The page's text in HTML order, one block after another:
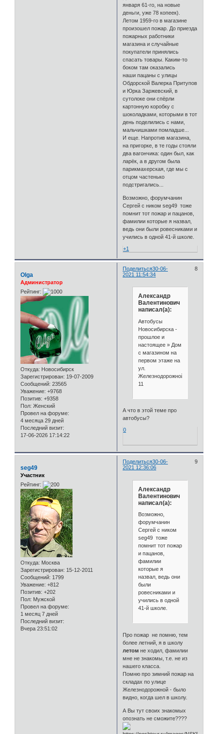
января 61-го, на новые
деньги, уже 78 копеек).
Летом 1959-го в магазине
произошел пожар. До приезда
пожарных работники
магазина и случайные
покупатели принялись
спасать товары. Каким-то
боком там оказались
наши пацаны с улицы
Обдорской Валерка Притупов
и Юрка Заржевский, в
сутолоке они спёрли
картонную коробку с
шоколадками, которыми в тот
день поделились с нами,
мальчишками помладше...
И еще. Напротив магазина,
на пригорке, в те годы стояли
два вагончика: один был, как
ларёк, а в другом была
парикмахерская, где мы с
отцом частенько
подстригались...
Возможно, форумчанин
Сергей с ником seg49 тоже
помнит тот пожар и пацанов,
фамилии которые я назвал,
ведь они были ровесниками и
учились в одной 41-й школе.
+1
Поделиться 8
30-06-
2021 11:54:34
Olga
Администратор
Рейтинг:
Откуда: Новосибирск
Зарегистрирован: 19-07-2009
Сообщений: 23565
Уважение: +9768
Позитив: +9358
Пол: Женский
Провел на форуме:
4 месяца 29 дней
Последний визит:
17-06-2026 17:14:22
Александр
Валентинович
написал(а):
Автобусы
Новосибирска -
прошлое и
настоящее » Дом
с магазином на
первом этаже на
ул.
Железнодорожной,
11
А что в этой теме про
автобусы?
0
Поделиться 9
30-06-
2021 12:36:06
seg49
Участник
Рейтинг:
Откуда: Москва
Зарегистрирован: 15-12-2011
Сообщений: 1799
Уважение: +812
Позитив: +202
Пол: Мужской
Провел на форуме:
1 месяц 7 дней
Последний визит:
Вчера 23:51:02
Александр
Валентинович
написал(а):
Возможно,
форумчанин
Сергей с ником
seg49 тоже
помнит тот пожар
и пацанов,
фамилии
которые я
назвал, ведь они
были
ровесниками и
учились в одной
41-й школе.
Про пожар не помню, тем
более летний, я в школу
летомне ходил, фамилии
мне не знакомы, т.е. не из
нашего класса.
Помню про зимний пожар на
складах по улице
Железнодорожной - было
видно, когда шел в школу.
А Вы тут своих знакомых
опознать не сможите????